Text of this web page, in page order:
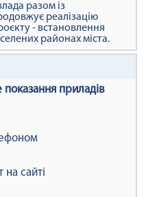
разом із
реалізацію
- встановлення
районах міста.
приладів
на сайті